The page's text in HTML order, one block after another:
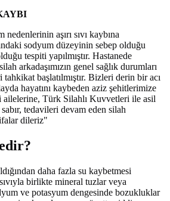
aşırı sıvı kaybına
sodyum düzeyinin sebep olduğu
tespiti yapılmıştır. Hastanede
arkadaşımızın genel sağlık durumları
başlatılmıştır. Bizleri derin bir acı
hayatını kaybeden aziz şehitlerimize
ailelerine, Türk Silahlı Kuvvetleri ile asil
tedavileri devam eden silah
dileriz"
daha fazla su kaybetmesi
birlikte mineral tuzlar veya
ve potasyum dengesinde bozukluklar